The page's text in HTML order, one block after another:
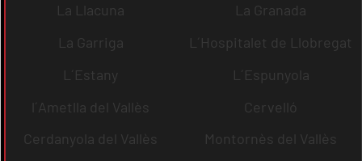
La Llacuna
La Granada
La Garriga
L´Hospitalet de Llobregat
L´Estany
L´Espunyola
l´Ametlla del Vallès
Cervelló
Cerdanyola del Vallès
Montornès del Vallès